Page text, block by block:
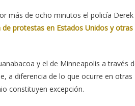
más de ocho minutos el policía Derek
de protestas en Estados Unidos y otras
y el de Minneapolis a través
a diferencia de lo que ocurre en otras
constituyen excepción.